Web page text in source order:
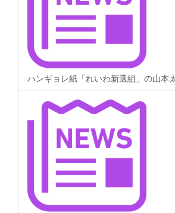
ハンギョレ紙「れいわ新選組」の山本